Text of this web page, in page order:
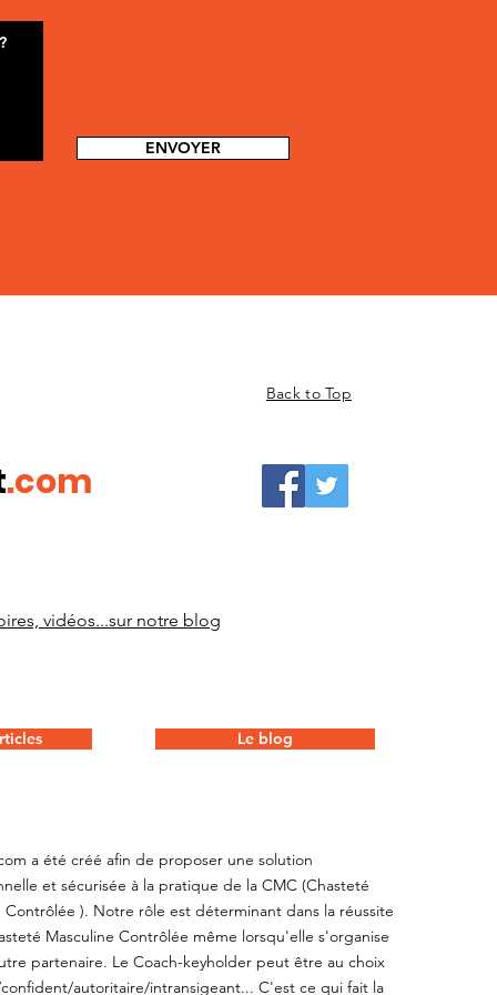
ENVOYER
Back to Top
.com
vidéos...sur notre blog
Le blog
a été créé afin de proposer une solution
et sécurisée à la pratique de la CMC (Chasteté
Contrôlée ). Notre rôle est déterminant dans la réussite
Masculine Contrôlée même lorsqu'elle s'organise
partenaire. Le Coach-keyholder peut être au choix
autoritaire/intransigeant... C'est ce qui fait la